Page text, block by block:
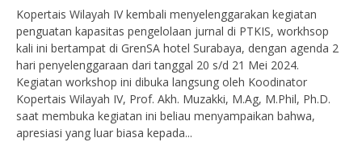
Kopertais Wilayah IV kembali menyelenggarakan kegiatan
penguatan kapasitas pengelolaan jurnal di PTKIS, workhsop
kali ini bertampat di GrenSA hotel Surabaya, dengan agenda 2
hari penyelenggaraan dari tanggal 20 s/d 21 Mei 2024.
Kegiatan workshop ini dibuka langsung oleh Koodinator
Kopertais Wilayah IV, Prof. Akh. Muzakki, M.Ag, M.Phil, Ph.D.
saat membuka kegiatan ini beliau menyampaikan bahwa,
apresiasi yang luar biasa kepada...